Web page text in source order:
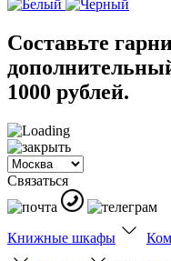
Составьте
1000 рублей.
Связаться
Книжные шкафы